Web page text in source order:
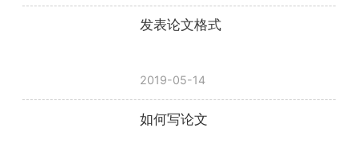
发表论文格式
2019-05-14
如何写论文